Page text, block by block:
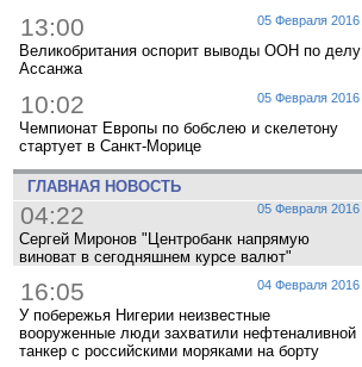
05 Февраля 2016
13:00
Великобритания оспорит выводы ООН по делу
Ассанжа
05 Февраля 2016
10:02
Чемпионат Европы по бобслею и скелетону
стартует в Санкт-Морице
ГЛАВНАЯ НОВОСТЬ
05 Февраля 2016
04:22
Сергей Миронов "Центробанк напрямую
виноват в сегодняшнем курсе валют"
04 Февраля 2016
16:05
У побережья Нигерии неизвестные
вооруженные люди захватили нефтеналивной
танкер с российскими моряками на борту